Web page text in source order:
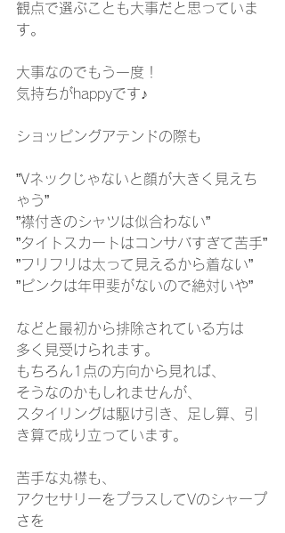
観点で選ぶことも大事だと思っていま
す。
大事なのでもう一度！
気持ちがhappyです♪
ショッピングアテンドの際も
”Vネックじゃないと顔が大きく見えち
ゃう”
”襟付きのシャツは似合わない”
”タイトスカートはコンサバすぎて苦手”
”フリフリは太って見えるから着ない”
”ピンクは年甲斐がないので絶対いや”
などと最初から排除されている方は
多く見受けられます。
もちろん1点の方向から見れば、
そうなのかもしれませんが、
スタイリングは駆け引き、足し算、引
き算で成り立っています。
苦手な丸襟も、
アクセサリーをプラスしてVのシャープ
さを